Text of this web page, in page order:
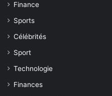
Finance
Sports
Célébrités
Sport
Technologie
Finances